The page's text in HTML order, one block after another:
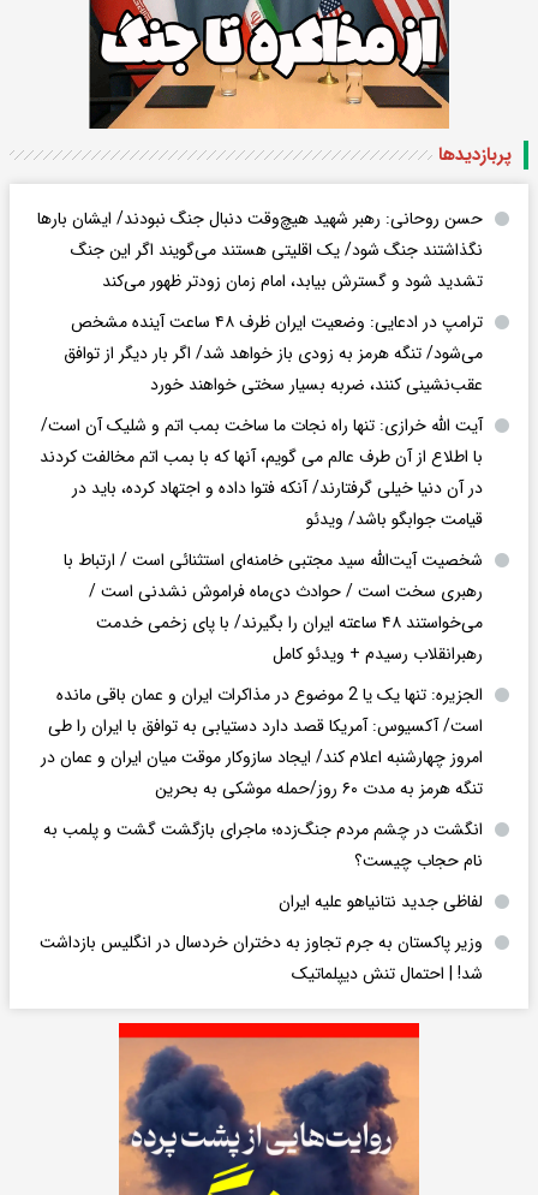
پربازدید‌ها
حسن روحانی: رهبر شهید هیچ‌وقت دنبال جنگ نبودند/ ایشان بارها
نگذاشتند جنگ شود/ یک اقلیتی هستند می‌گویند اگر این جنگ
تشدید شود و گسترش بیابد، امام زمان زودتر ظهور می‌کند
ترامپ در ادعایی: وضعیت ایران ظرف ۴۸ ساعت آینده مشخص
می‌شود/ تنگه هرمز به زودی باز خواهد شد/ اگر بار دیگر از توافق
عقب‌نشینی کنند، ضربه بسیار سختی خواهند خورد
آیت الله خرازی: تنها راه نجات ما ساخت بمب اتم و شلیک آن است/
با اطلاع از آن طرف عالم می گویم، آنها که با بمب اتم مخالفت کردند
در آن دنیا خیلی گرفتارند/ آنکه فتوا داده و اجتهاد کرده، باید در
قیامت جوابگو باشد/ ویدئو
شخصیت آیت‌الله سید مجتبی خامنه‌ای استثنائی است / ارتباط با
رهبری سخت است / حوادث دی‌ماه فراموش نشدنی است /
می‌خواستند ۴۸ ساعته ایران را بگیرند/ با پای زخمی خدمت
رهبرانقلاب رسیدم + ویدئو کامل
الجزیره: تنها یک یا 2 موضوع در مذاکرات ایران و عمان باقی مانده
است/ آکسیوس: آمریکا قصد دارد دستیابی به توافق با ایران را طی
امروز چهارشنبه اعلام کند/ ایجاد سازوکار موقت میان ایران و عمان در
تنگه هرمز به مدت ۶۰ روز/حمله موشکی به بحرین
انگشت در چشم مردم جنگ‌زده؛ ماجرای بازگشت گشت و پلمب به
نام حجاب چیست؟
لفاظی جدید نتانیاهو علیه ایران
وزیر پاکستان به جرم تجاوز به دختران خردسال در انگلیس بازداشت
شد! | احتمال تنش دیپلماتیک